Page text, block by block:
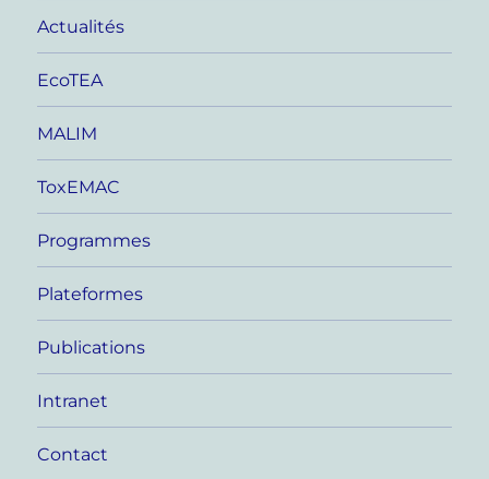
Actualités
EcoTEA
MALIM
ToxEMAC
Programmes
Plateformes
Publications
Intranet
Contact